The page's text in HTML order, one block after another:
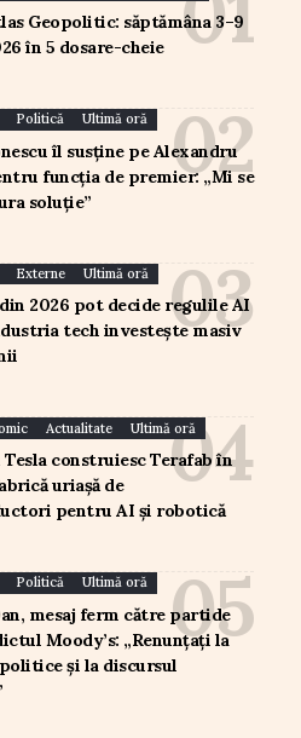
Geopolitic: săptămâna 3–9
în 5 dosare-cheie
Politică Ultimă oră
îl susține pe Alexandru
funcția de premier: „Mi se
soluție”
Externe Ultimă oră
2026 pot decide regulile AI
tech investește masiv
Actualitate Ultimă oră
Tesla construiesc Terafab în
uriașă de
pentru AI și robotică
Politică Ultimă oră
mesaj ferm către partide
Moody’s: „Renunțați la
și la discursul